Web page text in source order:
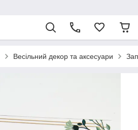
Весільний декор та аксесуари